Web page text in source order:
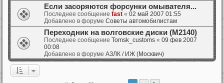
Если засоряются форсунки омывателя...
Последнее сообщение fast « 02 май 2007 01:55
Добавлено в форуме Советы автомобилистам
Переходник на волговские диски (М2140)
Последнее сообщение Tomsk_customs « 09 фев 2007
00:08
Добавлено в форуме АЗЛК / ИЖ (Москвич)